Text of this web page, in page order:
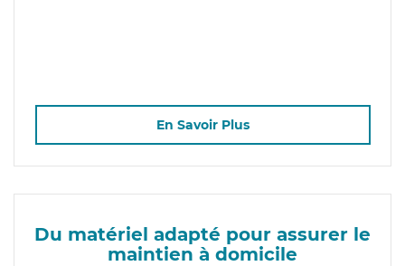
En Savoir Plus
Du matériel adapté pour assurer le
maintien à domicile